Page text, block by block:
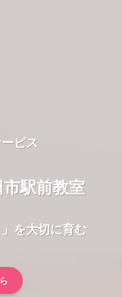
ビス
市駅前教室
を大切に育む